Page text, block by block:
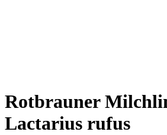
Rotbrauner
Lactarius rufus